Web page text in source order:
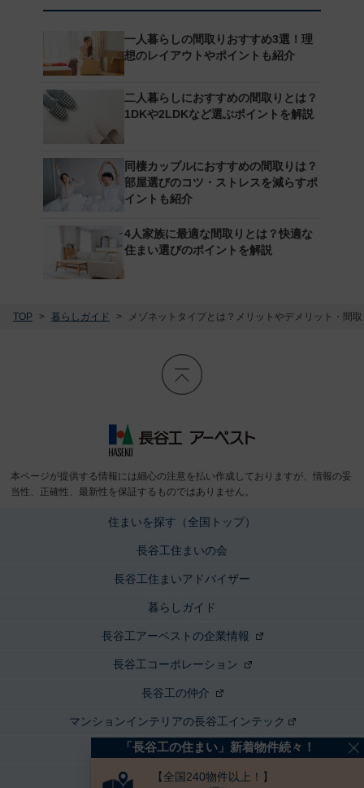
一人暮らしの間取りおすすめ3選！理
想のレイアウトやポイントも紹介
二人暮らしにおすすめの間取りとは？
1DKや2LDKなど選ぶポイントを解説
同棲カップルにおすすめの間取りは？
部屋選びのコツ・ストレスを減らすポ
イントも紹介
4人家族に最適な間取りとは？快適な
住まい選びのポイントを解説
TOP 暮らしガイド メゾネットタイプとは？メリットやデメリット・間
本ページが提供する情報には細心の注意を払い作成しておりますが、情報の妥
当性、正確性、最新性を保証するものではありません。
住まいを探す（全国トップ）
長谷工住まいの会
長谷工住まいアドバイザー
暮らしガイド
長谷工アーベストの企業情報
長谷工コーポレーション
長谷工の仲介
マンションインテリアの長谷工インテック
マンションプラス
サイトマップ
「長谷工の住まい」新着物件続々！
【全国240物件以上！】